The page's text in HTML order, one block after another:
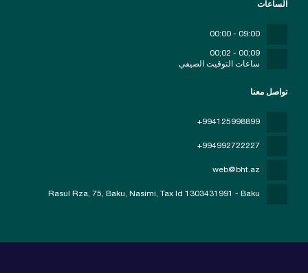
تواصل معنا
+994125998899
+994992722227
web@bht.az
Rasul Rza, 75, Baku, Nasimi, Tax Id 1303431991 - Baku
الساعات
09:00 - 00:00
09;00 - 02;00
ساعات التوقيت الصيفي